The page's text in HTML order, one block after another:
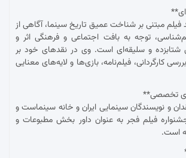
فیلم مبتنی بر شناخت عمیق تاریخ سینما، آگاهی از
توجه به بافت اجتماعی و فرهنگی اثر و
شتابزده و سلیقه‌ای است. وی در نقدهای خود بر
کارگردانی، فیلم‌نامه، بازی‌ها و لایه‌های معنایی
تخصصی**
و نویسندگان سینمایی ایران و خانه سینماست و
فیلم فجر به عنوان داور بخش مطبوعات و
است.